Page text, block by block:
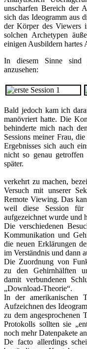
unscharfen Bereich der
sich das Ideogramm aus
der Körper des Viewers
solchen Archetypen
einigen Ausbildern hartes
In diesem Sinne sind
anzusehen:
Bald jedoch kam ich
manövriert hatte. Die
behinderte mich nach
Sessions meiner Frau,
Ergebnisses sich auch
nicht so genau
später.
verkehrt zu machen,
Versuch mit unserer
Remote Viewing. Das
weil diese Session
aufgezeichnet wurde und
Die verschiedenen
Kommunikation und
die neuen Erklärungen
im Verständnis und dann
Die Zuordnung von
zu den Gehirnhälften
damit verbundenen
„Download-Theorie“.
In der amerikanischen
Aufzeichnen des
zu dem angesprochenen
Protokolls sollten sie
noch mehr Datenpakete
De facto allerdings